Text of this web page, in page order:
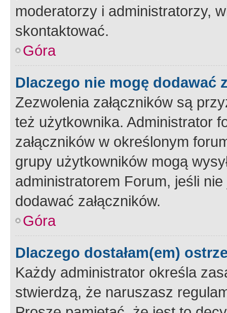
moderatorzy i administratorzy,
skontaktować.
Góra
Dlaczego nie mogę dodawać
Zezwolenia załączników są
też użytkownika. Administrator
załączników w określonym
grupy użytkowników mogą
administratorem Forum, jeśli
dodawać załączników.
Góra
Dlaczego dostałam(em)
Każdy administrator określa
stwierdzą, że naruszasz